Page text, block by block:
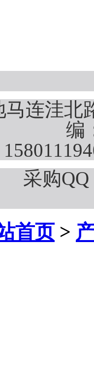
连洼北
编
采购QQ
首页>